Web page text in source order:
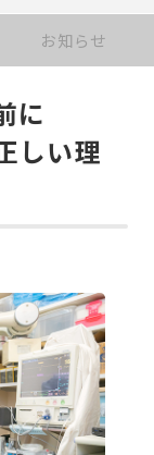
お知らせ
に
しい理